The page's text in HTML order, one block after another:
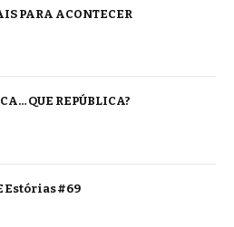
PARA ACONTECER
QUE REPÚBLICA?
Estórias #69